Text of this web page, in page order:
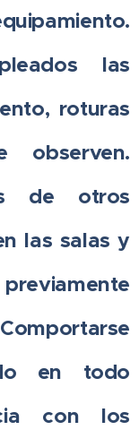
las
roturas
observen.
de otros
las salas y
en todo
con los